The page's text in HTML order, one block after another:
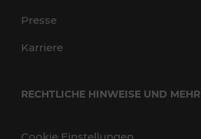
Presse
Karriere
RECHTLICHE HINWEISE UND MEHR